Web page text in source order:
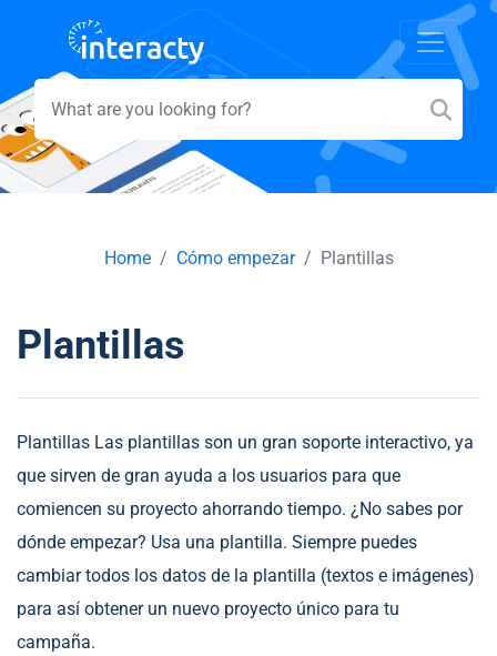
Home Cómo empezar Plantillas
Plantillas
Plantillas Las plantillas son un gran soporte interactivo, ya
que sirven de gran ayuda a los usuarios para que
comiencen su proyecto ahorrando tiempo. ¿No sabes por
dónde empezar? Usa una plantilla. Siempre puedes
cambiar todos los datos de la plantilla (textos e imágenes)
para así obtener un nuevo proyecto único para tu
campaña.